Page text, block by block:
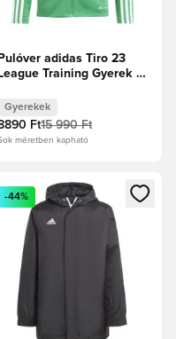
Pulóver adidas Tiro 23
League Training Gyerek -
Gyerekek
Ft15 990 Ft
méretben kapható
vagy a tagként
egy modált a
-44%